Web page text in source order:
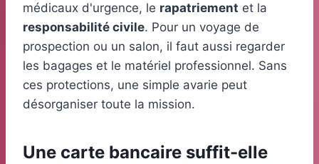
médicaux d'urgence, le rapatriement et la
responsabilité civile. Pour un voyage de
prospection ou un salon, il faut aussi regarder
les bagages et le matériel professionnel. Sans
ces protections, une simple avarie peut
désorganiser toute la mission.
Une carte bancaire suffit-elle